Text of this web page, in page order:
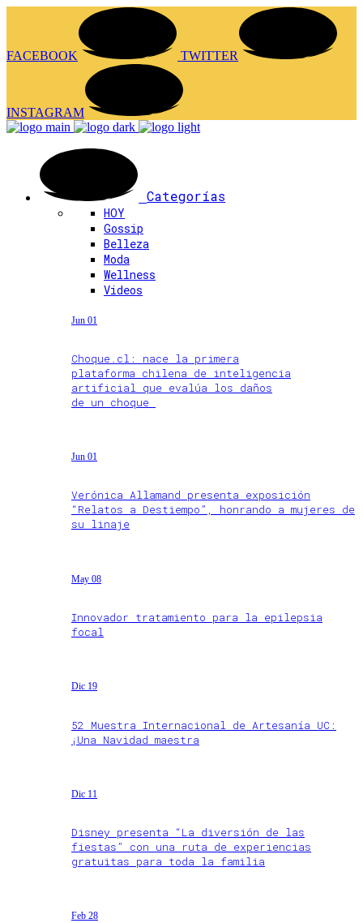
FACEBOOK TWITTER
INSTAGRAM
Categorías
HOY
Gossip
Belleza
Moda
Wellness
Videos
Jun 01
Choque.cl: nace la primera
plataforma chilena de inteligencia
artificial que evalúa los daños
de un choque
Jun 01
Verónica Allamand presenta exposición
“Relatos a Destiempo”, honrando a mujeres de
su linaje
May 08
Innovador tratamiento para la epilepsia
focal
Dic 19
52 Muestra Internacional de Artesanía UC:
¡Una Navidad maestra
Dic 11
Disney presenta “La diversión de las
fiestas” con una ruta de experiencias
gratuitas para toda la familia
Feb 28